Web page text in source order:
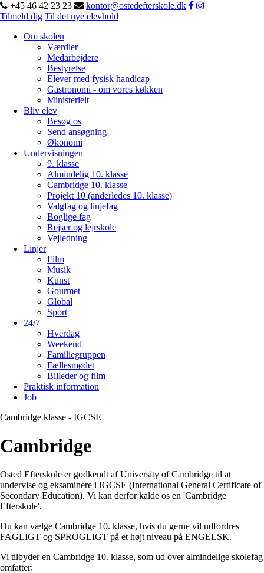
+45 46 42 23 23
kontor@ostedefterskole.dk
Tilmeld dig Til det nye elevhold
Om skolen
Værdier
Medarbejdere
Bestyrelse
Elever med fysisk handicap
Gastronomi - om vores køkken
Ministerielt
Bliv elev
Besøg os
Send ansøgning
Økonomi
Undervisningen
9. klasse
Almindelig 10. klasse
Cambridge 10. klasse
Projekt 10 (anderledes 10. klasse)
Valgfag og linjefag
Boglige fag
Rejser og lejrskole
Vejledning
Linjer
Film
Musik
Kunst
Gourmet
Global
Sport
24/7
Hverdag
Weekend
Familiegruppen
Fællesmødet
Billeder og film
Praktisk information
Job
Cambridge klasse - IGCSE
Cambridge
Osted Efterskole er godkendt af University of Cambridge til at
undervise og eksaminere i IGCSE (International General Certificate of
Secondary Education). Vi kan derfor kalde os en 'Cambridge
Efterskole'.
Du kan vælge Cambridge 10. klasse, hvis du gerne vil udfordres
FAGLIGT og SPROGLIGT på et højt niveau på ENGELSK.
Vi tilbyder en Cambridge 10. klasse, som ud over almindelige skolefag
omfatter: